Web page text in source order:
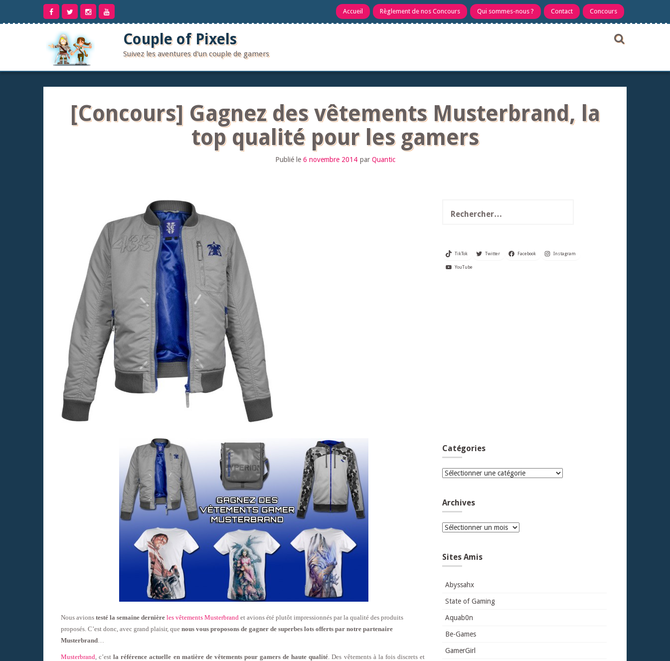
contenu
Accueil Règlement de nos Concours Qui sommes-nous ? Contact Concours
Couple of Pixels
Suivez les aventures d'un couple de gamers
[Concours] Gagnez des vêtements Musterbrand, la
top qualité pour les gamers
Publié le 6 novembre 2014 par Quantic
Nous avions testé la semaine dernière les vêtements Musterbrand et avions été plutôt impressionnés par la qualité des produits
proposés. C’est donc, avec grand plaisir, que nous vous proposons de gagner de superbes lots offerts par notre partenaire
Musterbrand
Musterbrand , c’estla référence actuelle en matière de vêtements pour gamers de haute qualité . Des vêtements à la fois discrets et
TikTok Twitter Facebook Instagram
YouTube
Catégories
Catégories
Archives
Archives
Sites Amis
Abyssahx
State of Gaming
Aquab0n
Be-Games
GamerGirl